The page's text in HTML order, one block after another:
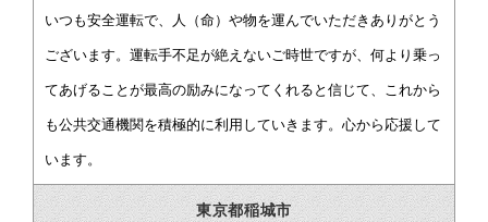
いつも安全運転で、人（命）や物を運んでいただきありがとう
ございます。運転手不足が絶えないご時世ですが、何より乗っ
てあげることが最高の励みになってくれると信じて、これから
も公共交通機関を積極的に利用していきます。心から応援して
います。
東京都稲城市